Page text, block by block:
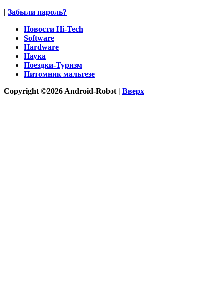
| Забыли пароль?
Новости Hi-Tech
Software
Hardware
Наука
Поездки-Туризм
Питомник мальтезе
Copyright ©2026 Android-Robot | Вверх